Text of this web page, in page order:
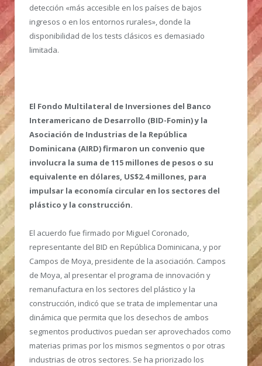
detección «más accesible en los países de bajos
ingresos o en los entornos rurales», donde la
disponibilidad de los tests clásicos es demasiado
limitada.
El Fondo Multilateral de Inversiones del Banco
Interamericano de Desarrollo (BID-Fomin) y la
Asociación de Industrias de la República
Dominicana (AIRD) firmaron un convenio que
involucra la suma de 115 millones de pesos o su
equivalente en dólares, US$2.4 millones, para
impulsar la economía circular en los sectores del
plástico y la construcción.
El acuerdo fue firmado por Miguel Coronado,
representante del BID en República Dominicana, y por
Campos de Moya, presidente de la asociación. Campos
de Moya, al presentar el programa de innovación y
remanufactura en los sectores del plástico y la
construcción, indicó que se trata de implementar una
dinámica que permita que los desechos de ambos
segmentos productivos puedan ser aprovechados como
materias primas por los mismos segmentos o por otras
industrias de otros sectores. Se ha priorizado los